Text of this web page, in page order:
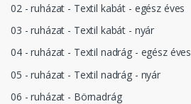
02 - ruházat - Textil kabát - egész éves
03 - ruházat - Textil kabát - nyár
04 - ruházat - Textil nadrág - egész éves
05 - ruházat - Textil nadrág - nyár
06 - ruházat - Börnadrág